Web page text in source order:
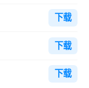
能酷炫
你结交更多
局故事等待
下载
下载
下载